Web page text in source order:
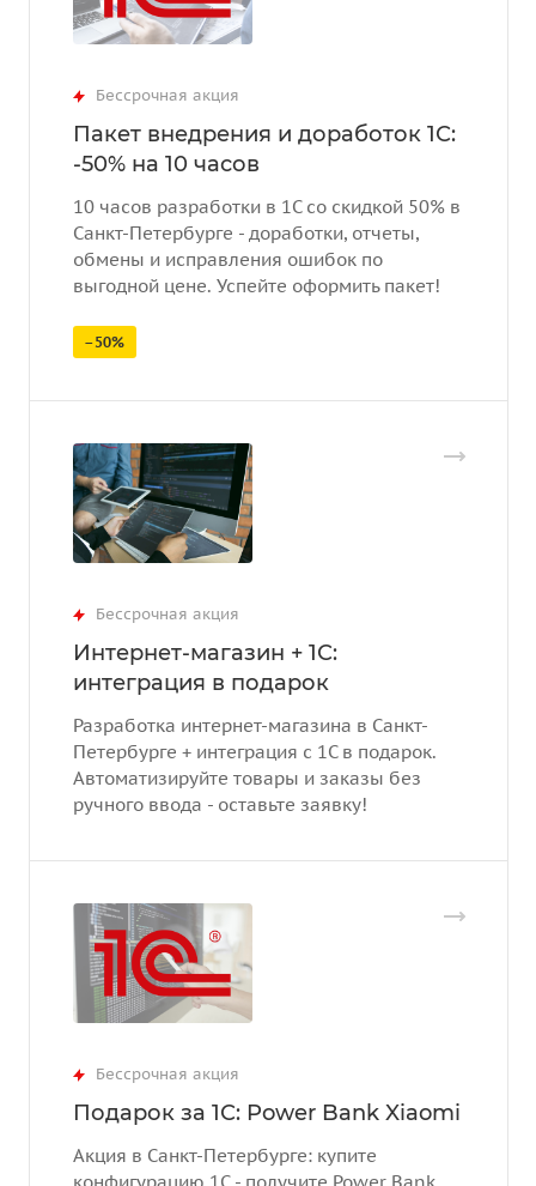
Бессрочная акция
Пакет внедрения и доработок 1С:
-50% на 10 часов
10 часов разработки в 1С со скидкой 50% в
Санкт-Петербурге - доработки, отчеты,
обмены и исправления ошибок по
выгодной цене. Успейте оформить пакет!
–50%
Бессрочная акция
Интернет-магазин + 1С:
интеграция в подарок
Разработка интернет-магазина в Санкт-
Петербурге + интеграция с 1С в подарок.
Автоматизируйте товары и заказы без
ручного ввода - оставьте заявку!
Бессрочная акция
Подарок за 1С: Power Bank Xiaomi
Акция в Санкт-Петербурге: купите